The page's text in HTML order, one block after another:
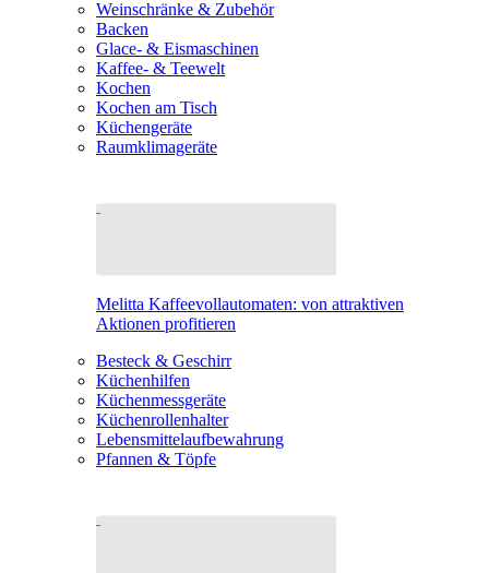
Weinschränke & Zubehör
Backen
Glace- & Eismaschinen
Kaffee- & Teewelt
Kochen
Kochen am Tisch
Küchengeräte
Raumklimageräte
Melitta Kaffeevollautomaten: von attraktiven
Aktionen profitieren
Besteck & Geschirr
Küchenhilfen
Küchenmessgeräte
Küchenrollenhalter
Lebensmittelaufbewahrung
Pfannen & Töpfe